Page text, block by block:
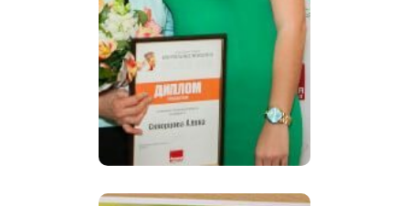
признана Скворцова
Алина Александровна,
генеральный директор
благотворительной
организации «Синяя
птица».